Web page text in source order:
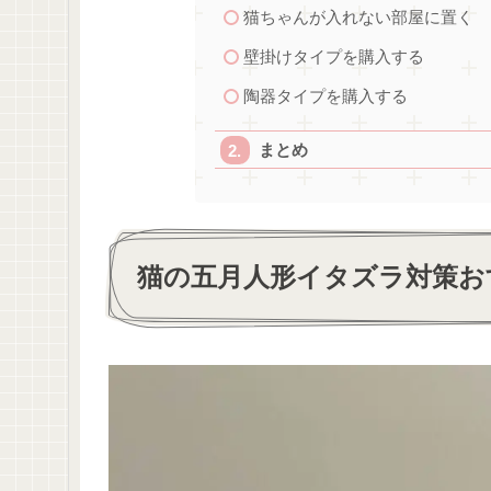
猫ちゃんが入れない部屋に置く
壁掛けタイプを購入する
陶器タイプを購入する
まとめ
猫の五月人形イタズラ対策